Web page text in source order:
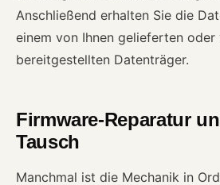
Anschließend erhalten Sie die
einem von Ihnen gelieferten oder
bereitgestellten Datenträger.
Firmware-Reparatur
Tausch
Manchmal ist die Mechanik in